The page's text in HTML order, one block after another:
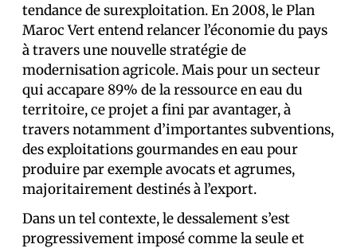
tendance de surexploitation. En 2008, le Plan
Maroc Vert entend relancer l’économie du pays
à travers une nouvelle stratégie de
modernisation agricole. Mais pour un secteur
qui accapare 89% de la ressource en eau du
territoire, ce projet a fini par avantager, à
travers notamment d’importantes subventions,
des exploitations gourmandes en eau pour
produire par exemple avocats et agrumes,
majoritairement destinés à l’export.
Dans un tel contexte, le dessalement s’est
progressivement imposé comme la seule et